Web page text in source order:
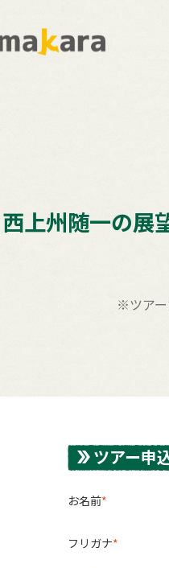
西上州随一の展
※ツアー
ツアー申
お名前
フリガナ